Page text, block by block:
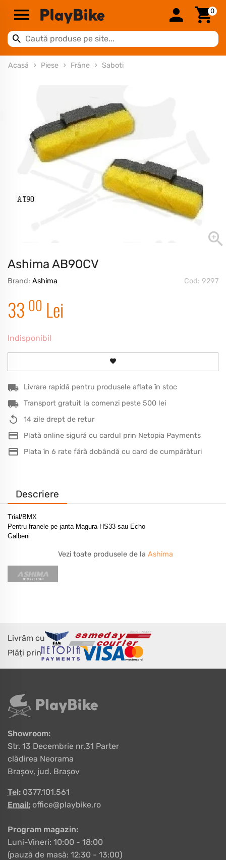
0
Acasă Piese Frâne Saboti
Ashima AB90CV
Brand: Ashima Cod: 9297
33 00 Lei
Indisponibil
Livrare rapidă pentru produsele aflate în stoc
Transport gratuit la comenzi peste 500 lei
14 zile drept de retur
Plată online sigură cu cardul prin Netopia Payments
Plata în 6 rate fără dobândă cu card de cumpărături
Descriere
Trial/BMX
Pentru franele pe janta Magura HS33 sau Echo
Galbeni
Vezi toate produsele de la Ashima
Livrăm cu
Plăți prin
Showroom:
Str. 13 Decembrie nr.31 Parter
clădirea Neorama
Brașov, jud. Brașov
Tel: 0377.101.561
Email: office@playbike.ro
Program magazin:
Luni-Vineri: 10:00 - 18:00
(pauză de masă: 12:30 - 13:00)